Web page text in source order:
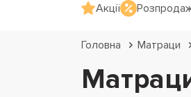
Акції
Головна Матраци